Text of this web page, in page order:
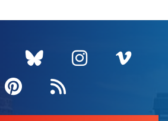
une nouvelle fenêtre
Twitter
, Ouvre une nouvelle
Bluesky
, Ouvre une
Instagram
, Ouvre
,
Pinterest
, Ouvre une
Flux RSS